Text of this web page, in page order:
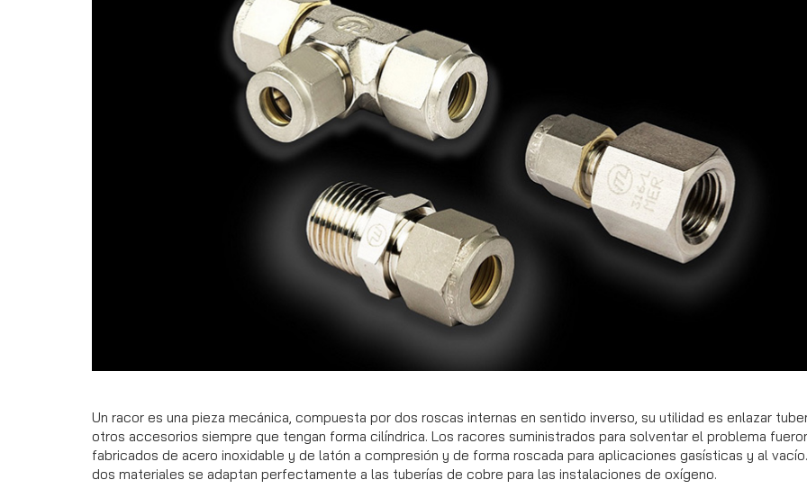
Un racor es una pieza mecánica, compuesta por dos roscas internas en sentido inverso, su utilidad es enlazar
otros accesorios siempre que tengan forma cilíndrica. Los racores suministrados para solventar el problema
fabricados de acero inoxidable y de latón a compresión y de forma roscada para aplicaciones gasísticas y al
dos materiales se adaptan perfectamente a las tuberías de cobre para las instalaciones de oxígeno.